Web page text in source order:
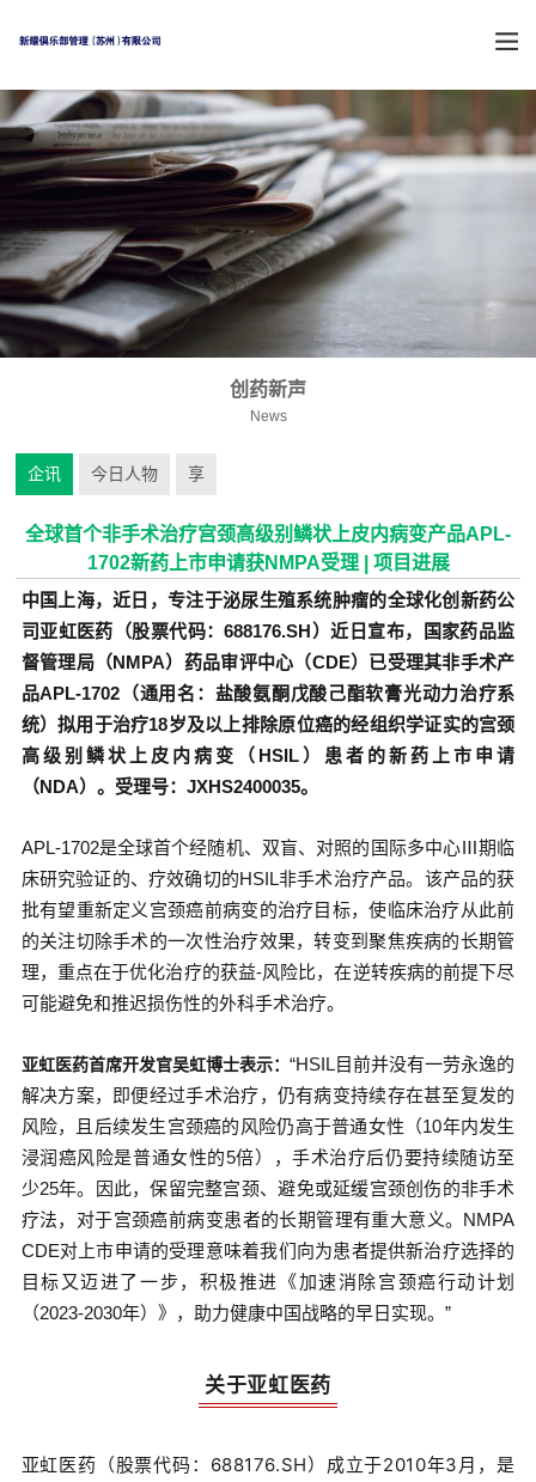
创药新声
News
企讯 今日人物 享
全球首个非手术治疗宫颈高级别鳞状上皮内病变产品APL-
1702新药上市申请获NMPA受理 | 项目进展
中国上海，近日，专注于泌尿生殖系统肿瘤的全球化创新药公
司亚虹医药（股票代码：688176.SH）近日宣布，国家药品监
督管理局（NMPA）药品审评中心（CDE）已受理其非手术产
品APL-1702（通用名：盐酸氨酮戊酸己酯软膏光动力治疗系
统）拟用于治疗18岁及以上排除原位癌的经组织学证实的宫颈
高级别鳞状上皮内病变（HSIL）患者的新药上市申请
（NDA）。受理号：JXHS2400035。
APL-1702是全球首个经随机、双盲、对照的国际多中心Ⅲ期临
床研究验证的、疗效确切的HSIL非手术治疗产品。该产品的获
批有望重新定义宫颈癌前病变的治疗目标，使临床治疗从此前
的关注切除手术的一次性治疗效果，转变到聚焦疾病的长期管
理，重点在于优化治疗的获益-风险比，在逆转疾病的前提下尽
可能避免和推迟损伤性的外科手术治疗。
亚虹医药首席开发官吴虹博士表示：“HSIL目前并没有一劳永逸的
解决方案，即便经过手术治疗，仍有病变持续存在甚至复发的
风险，且后续发生宫颈癌的风险仍高于普通女性（10年内发生
浸润癌风险是普通女性的5倍），手术治疗后仍要持续随访至
少25年。因此，保留完整宫颈、避免或延缓宫颈创伤的非手术
疗法，对于宫颈癌前病变患者的长期管理有重大意义。NMPA
CDE对上市申请的受理意味着我们向为患者提供新治疗选择的
目标又迈进了一步，积极推进《加速消除宫颈癌行动计划
（2023-2030年）》，助力健康中国战略的早日实现。”
关于亚虹医药
亚虹医药（股票代码：688176.SH）成立于2010年3月，是